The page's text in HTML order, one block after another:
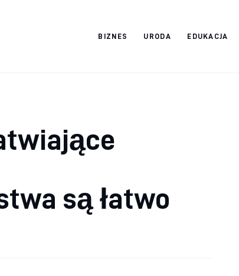
BIZNES URODA EDUKACJA
są łatwo